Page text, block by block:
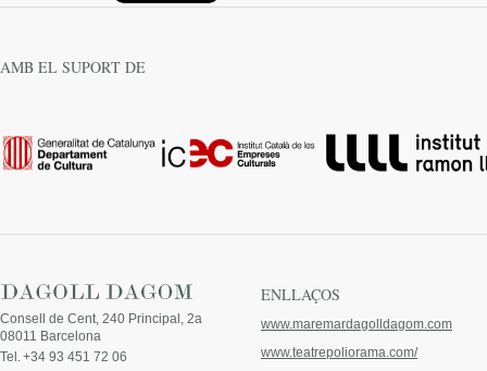
AMB EL SUPORT DE
Consell de Cent, 240 Principal, 2a
08011 Barcelona
Tel.+34 93 451 72 06
ENLLAÇOS
www.maremardagolldagom.com
www.teatrepoliorama.com/